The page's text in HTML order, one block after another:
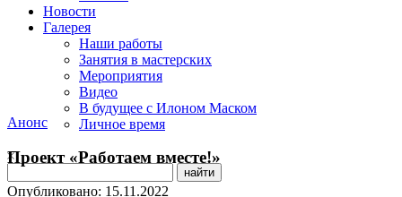
Новости
Галерея
Наши работы
Занятия в мастерских
Мероприятия
Видео
В будущее с Илоном Маском
Личное время
Анонс
Проект «Работаем вместе!»
Опубликовано: 15.11.2022